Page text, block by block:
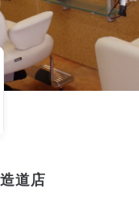
道店